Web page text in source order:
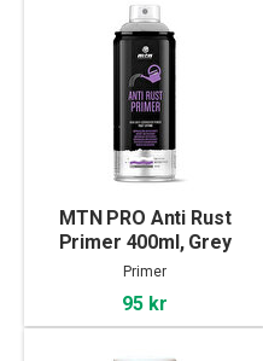
MTN PRO Anti Rust
Primer 400ml, Grey
Primer
95 kr